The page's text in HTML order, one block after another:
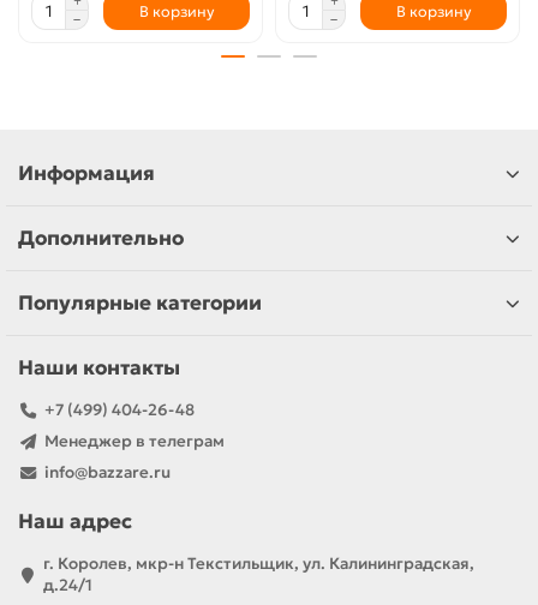
В корзину В корзину
Информация
Дополнительно
Популярные категории
Наши контакты
+7 (499) 404-26-48
Менеджер в телеграм
info@bazzare.ru
Наш адрес
г. Королев, мкр-н Текстильщик, ул. Калининградская,
д.24/1